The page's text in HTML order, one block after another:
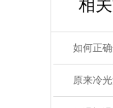
相
如何正